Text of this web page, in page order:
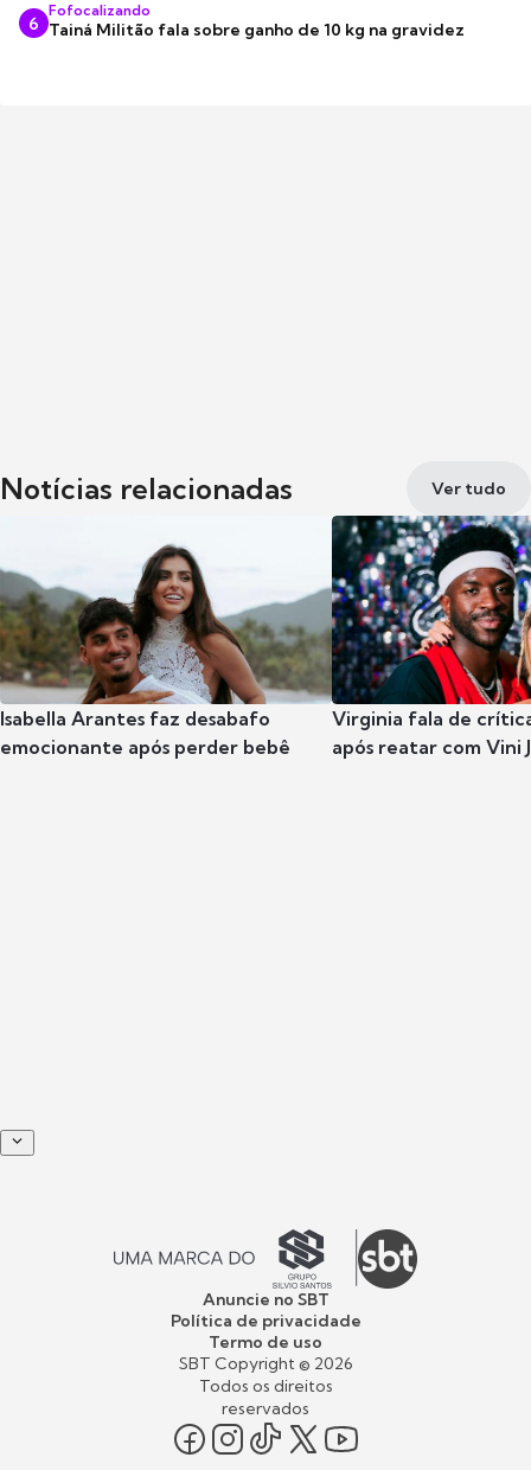
6
Fofocalizando
Tainá Militão fala sobre ganho de 10 kg na gravidez
Notícias relacionadas Ver tudo
Isabella Arantes faz desabafo
emocionante após perder bebê
Virginia fala de
após reatar com Vini
Anuncie no SBT
Política de privacidade
Termo de uso
SBT Copyright © 2026
Todos os direitos
reservados